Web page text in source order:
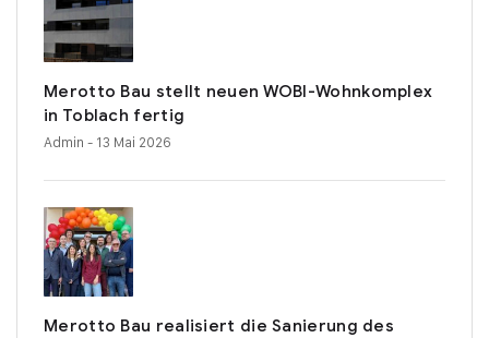
Merotto Bau stellt neuen WOBI-Wohnkomplex
in Toblach fertig
Admin - 13 Mai 2026
Merotto Bau realisiert die Sanierung des